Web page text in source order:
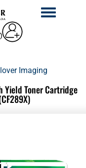
Activer
Imaging
Yield Toner Cartridge